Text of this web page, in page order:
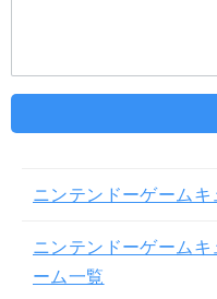
ニンテンドーゲーム
ニンテンドーゲーム
ーム一覧